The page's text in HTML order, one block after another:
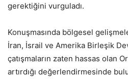
gerektiğini vurguladı.
Konuşmasında bölgesel
İran, İsrail ve Amerika Birleşik
çatışmaların zaten hassas olan
artırdığı değerlendirmesinde